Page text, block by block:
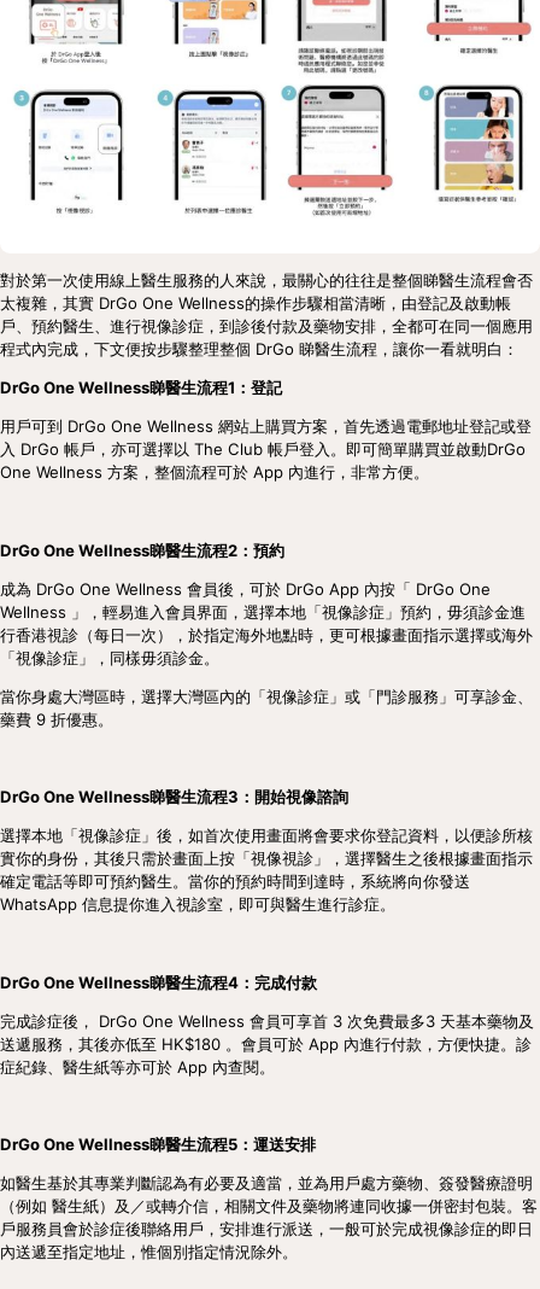
對於第一次使用線上醫生服務的人來說，最關心的往往是整個睇醫生流程會否
太複雜，其實 DrGo One Wellness的操作步驟相當清晰，由登記及啟動帳
戶、預約醫生、進行視像診症，到診後付款及藥物安排，全都可在同一個應用
程式內完成，下文便按步驟整理整個 DrGo 睇醫生流程，讓你一看就明白：
DrGo One Wellness睇醫生流程1：登記
用戶可到 DrGo One Wellness 網站上購買方案，首先透過電郵地址登記或登
入 DrGo 帳戶，亦可選擇以 The Club 帳戶登入。即可簡單購買並啟動DrGo
One Wellness 方案，整個流程可於 App 內進行，非常方便。
DrGo One Wellness睇醫生流程2：預約
成為 DrGo One Wellness 會員後，可於 DrGo App 內按「 DrGo One
Wellness 」，輕易進入會員界面，選擇本地「視像診症」預約，毋須診金進
行香港視診（每日一次），於指定海外地點時，更可根據畫面指示選擇或海外
「視像診症」，同樣毋須診金。
當你身處大灣區時，選擇大灣區內的「視像診症」或「門診服務」可享診金、
藥費 9 折優惠。
DrGo One Wellness睇醫生流程3：開始視像諮詢
選擇本地「視像診症」後，如首次使用畫面將會要求你登記資料，以便診所核
實你的身份，其後只需於畫面上按「視像視診」，選擇醫生之後根據畫面指示
確定電話等即可預約醫生。當你的預約時間到達時，系統將向你發送
WhatsApp 信息提你進入視診室，即可與醫生進行診症。
DrGo One Wellness睇醫生流程4：完成付款
完成診症後， DrGo One Wellness 會員可享首 3 次免費最多3 天基本藥物及
送遞服務，其後亦低至 HK$180 。會員可於 App 內進行付款，方便快捷。診
症紀錄、醫生紙等亦可於 App 內查閱。
DrGo One Wellness睇醫生流程5：運送安排
如醫生基於其專業判斷認為有必要及適當，並為用戶處方藥物、簽發醫療證明
（例如 醫生紙）及／或轉介信，相關文件及藥物將連同收據一併密封包裝。客
戶服務員會於診症後聯絡用戶，安排進行派送，一般可於完成視像診症的即日
內送遞至指定地址，惟個別指定情況除外。